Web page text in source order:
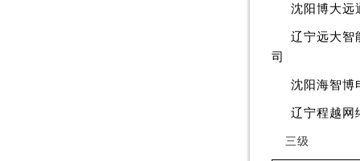
沈阳博大远
辽宁远大智
司
沈阳海智博
辽宁程越网
三级